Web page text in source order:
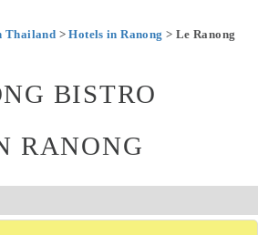
Thailand >Hotels in Ranong > Le Ranong
BISTRO
RANONG